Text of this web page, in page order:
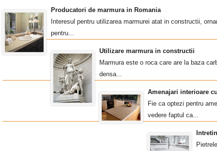
Producatori de marmura in Romania
Interesul pentru utilizarea marmurei atat in constructii,
pentru...
Utilizare marmura in constructii
Marmura este o roca care are la baza
densa...
Amenajari interioare
Fie ca optezi pentru
vedere faptul ca...